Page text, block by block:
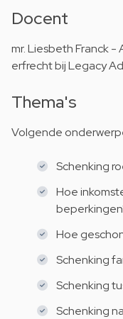
Docent
mr. Liesbeth Franck
erfrecht bij Legacy
Thema's
Volgende
Schenking
Hoe
Hoe
Schenking
Schenking
Schenking